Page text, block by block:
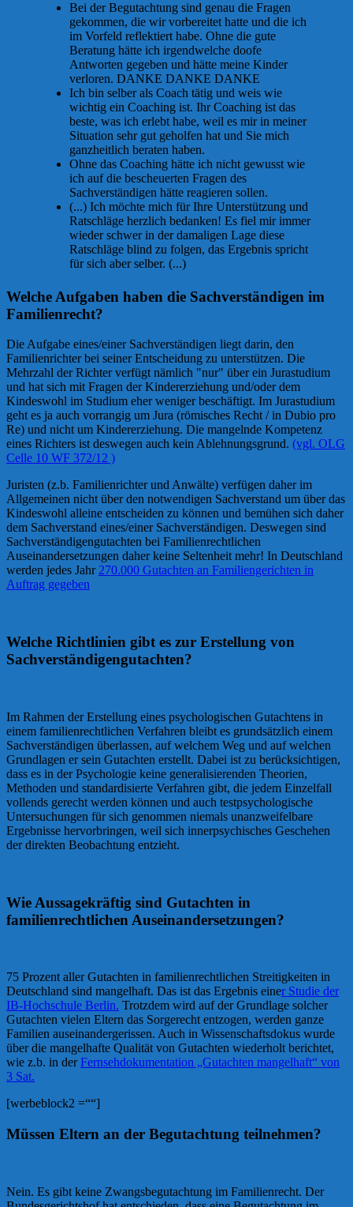
Bei der Begutachtung sind genau die Fragen
gekommen, die wir vorbereitet hatte und die ich
im Vorfeld reflektiert habe. Ohne die gute
Beratung hätte ich irgendwelche doofe
Antworten gegeben und hätte meine Kinder
verloren. DANKE DANKE DANKE
Ich bin selber als Coach tätig und weis wie
wichtig ein Coaching ist. Ihr Coaching ist das
beste, was ich erlebt habe, weil es mir in meiner
Situation sehr gut geholfen hat und Sie mich
ganzheitlich beraten haben.
Ohne das Coaching hätte ich nicht gewusst wie
ich auf die bescheuerten Fragen des
Sachverständigen hätte reagieren sollen.
(...) Ich möchte mich für Ihre Unterstützung und
Ratschläge herzlich bedanken! Es fiel mir immer
wieder schwer in der damaligen Lage diese
Ratschläge blind zu folgen, das Ergebnis spricht
für sich aber selber. (...)
Welche Aufgaben haben die Sachverständigen im
Familienrecht?
Die Aufgabe eines/einer Sachverständigen liegt darin, den
Familienrichter bei seiner Entscheidung zu unterstützen. Die
Mehrzahl der Richter verfügt nämlich "nur" über ein Jurastudium
und hat sich mit Fragen der Kindererziehung und/oder dem
Kindeswohl im Studium eher weniger beschäftigt. Im Jurastudium
geht es ja auch vorrangig um Jura (römisches Recht / in Dubio pro
Re) und nicht um Kindererziehung. Die mangelnde Kompetenz
eines Richters ist deswegen auch kein Ablehnungsgrund. (vgl. OLG
Celle 10 WF 372/12 )
Juristen (z.b. Familienrichter und Anwälte) verfügen daher im
Allgemeinen nicht über den notwendigen Sachverstand um über das
Kindeswohl alleine entscheiden zu können und bemühen sich daher
dem Sachverstand eines/einer Sachverständigen. Deswegen sind
Sachverständigengutachten bei Familienrechtlichen
Auseinandersetzungen daher keine Seltenheit mehr! In Deutschland
werden jedes Jahr 270.000 Gutachten an Familiengerichten in
Auftrag gegeben
Welche Richtlinien gibt es zur Erstellung von
Sachverständigengutachten?
Im Rahmen der Erstellung eines psychologischen Gutachtens in
einem familienrechtlichen Verfahren bleibt es grundsätzlich einem
Sachverständigen überlassen, auf welchem Weg und auf welchen
Grundlagen er sein Gutachten erstellt. Dabei ist zu berücksichtigen,
dass es in der Psychologie keine generalisierenden Theorien,
Methoden und standardisierte Verfahren gibt, die jedem Einzelfall
vollends gerecht werden können und auch testpsychologische
Untersuchungen für sich genommen niemals unanzweifelbare
Ergebnisse hervorbringen, weil sich innerpsychisches Geschehen
der direkten Beobachtung entzieht.
Wie Aussagekräftig sind Gutachten in
familienrechtlichen Auseinandersetzungen?
75 Prozent aller Gutachten in familienrechtlichen Streitigkeiten in
Deutschland sind mangelhaft. Das ist das Ergebnis einer Studie der
IB-Hochschule Berlin. Trotzdem wird auf der Grundlage solcher
Gutachten vielen Eltern das Sorgerecht entzogen, werden ganze
Familien auseinandergerissen. Auch in Wissenschaftsdokus wurde
über die mangelhafte Qualität von Gutachten wiederholt berichtet,
wie z.b. in derFernsehdokumentation „Gutachten mangelhaft“ von
3 Sat.
[werbeblock2 =““]
Müssen Eltern an der Begutachtung teilnehmen?
Nein. Es gibt keine Zwangsbegutachtung im Familienrecht. Der